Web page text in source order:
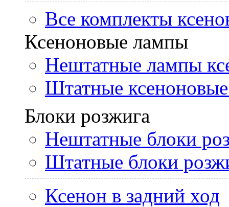
Все комплекты
Ксеноновые лампы
Нештатные лампы
Штатные
Блоки розжига
Нештатные блоки
Штатные блоки
Ксенон в задний ход